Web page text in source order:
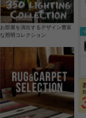
お部屋を演出するデザイン豊富
な照明コレクション